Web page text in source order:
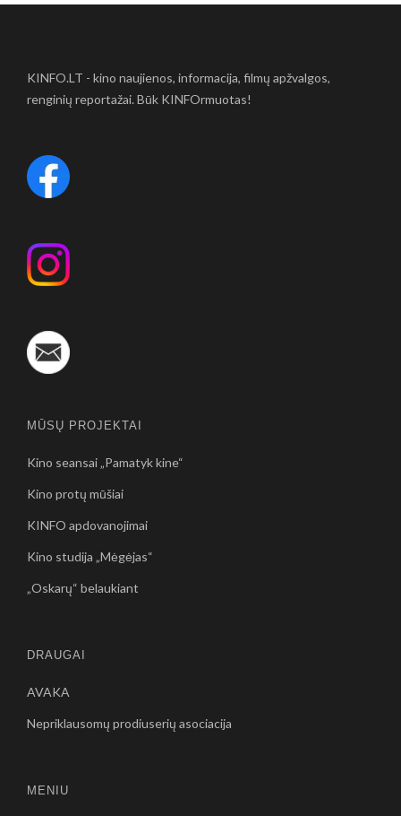
KINFO.LT - kino naujienos, informacija, filmų apžvalgos,
renginių reportažai. Būk KINFOrmuotas!
MŪSŲ PROJEKTAI
Kino seansai „Pamatyk kine“
Kino protų mūšiai
KINFO apdovanojimai
Kino studija „Mėgėjas“
„Oskarų“ belaukiant
DRAUGAI
AVAKA
Nepriklausomų prodiuserių asociacija
MENIU